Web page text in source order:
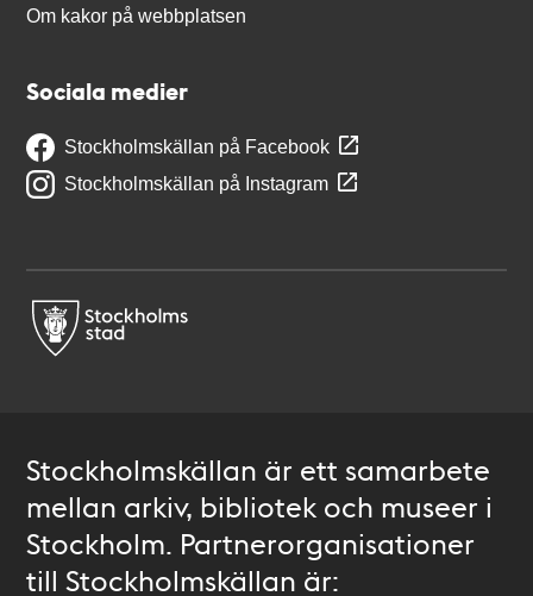
Om kakor på webbplatsen
Sociala medier
Stockholmskällan på Facebook
Stockholmskällan på Instagram
Stockholmskällan är ett samarbete
mellan arkiv, bibliotek och museer i
Stockholm. Partnerorganisationer
till Stockholmskällan är: